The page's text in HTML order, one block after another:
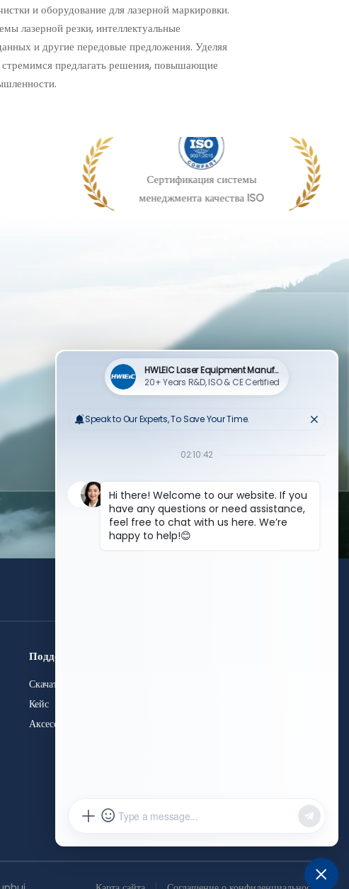
и оборудование для лазерной маркировки.
лазерной резки, интеллектуальные
и другие передовые предложения. Уделяя
предлагать решения, повышающие
Сертификация системы
менеджмента качества ISO
Поддержка
Скачать
Кейс
Аксессуары
технологий, город Цзинань,